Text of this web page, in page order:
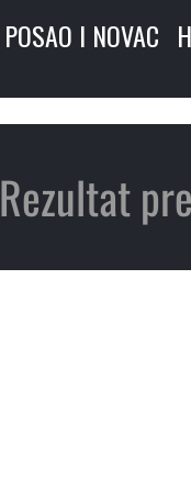
POSAO I NOVAC
Rezultat